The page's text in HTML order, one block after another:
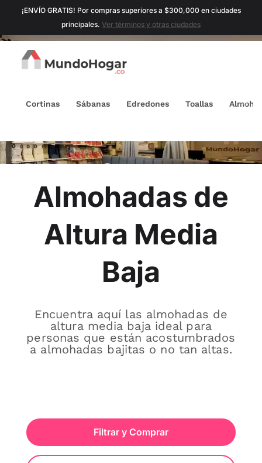
¡ENVÍO GRATIS! Por compras superiores a $300,000 en ciudades
principales. Ver términos y otras ciudades
Cortinas Sábanas Edredones Toallas
Almohadas de
Altura Media
Baja
Encuentra aquí las almohadas de
altura media baja ideal para
personas que están acostumbrados
a almohadas bajitas o no tan altas.
Filtrar y Comprar